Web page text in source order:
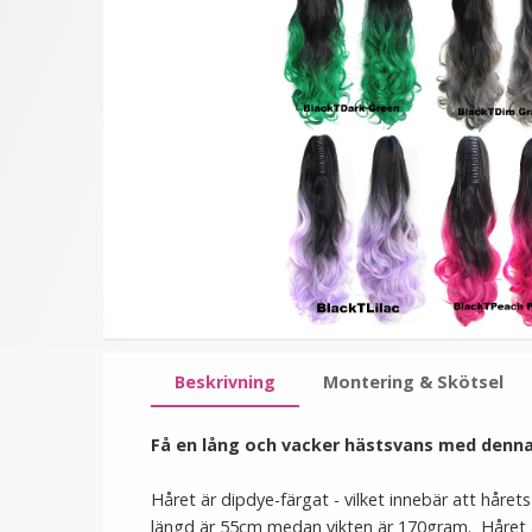
#10 Mellanbrun -
Hästsvans vågig
★ ★★★★
199 kr
LÄGG I VARUKORG
Beskrivning Montering & Skötsel
Få en lång och vacker hästsvans med
Håret är dipdye-färgat - vilket innebär att
längd är 55cm medan vikten är 170gram.